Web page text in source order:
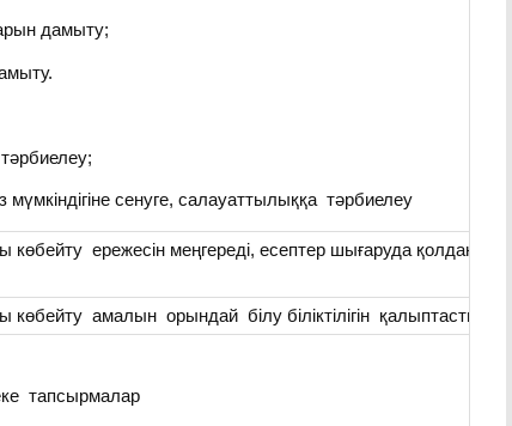
дамыту;
сенуге, салауаттылыққа тәрбиелеу
ережесін меңгереді, есептер шығаруда қолдана
амалын орындай білу біліктілігін қалыптастыру
тапсырмалар